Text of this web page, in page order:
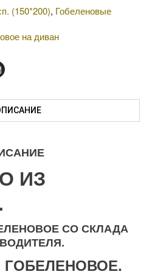
(150*200), Гобеленовые
на диван
ИЗ
СО СКЛАДА